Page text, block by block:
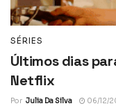
SÉRIES
Últimos dias
Netflix
Por Julia Da Silva 06/12/